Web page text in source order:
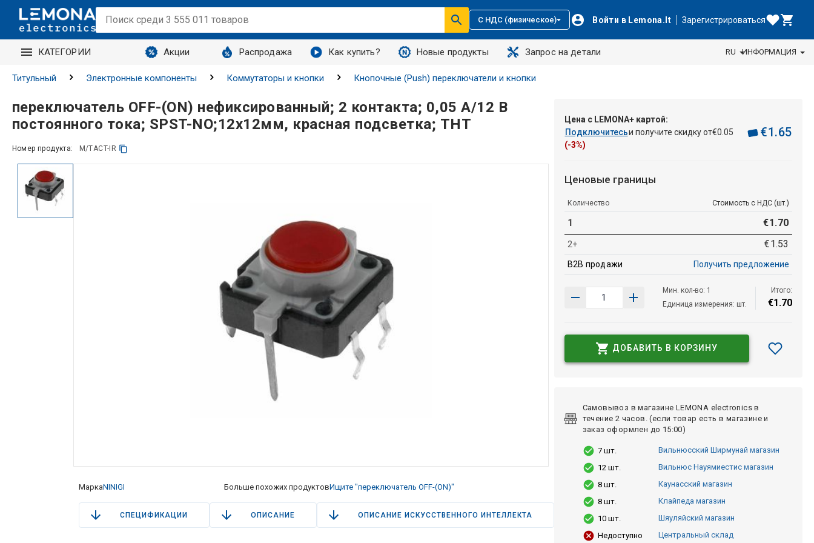
С НДС (физическое) Войти в Lemona.lt Зарегистрироваться
КАТЕГОРИИ Акции Распродажа Как купить? Новые продукты Запрос на детали RU ИНФОРМАЦИЯ
Титульный Электронные компоненты Коммутаторы и кнопки Кнопочные (Push) переключатели и кнопки
переключатель OFF-(ON) нефиксированный; 2 контакта; 0,05 А/12 В
постоянного тока; SPST-NO;12x12мм, красная подсветка; ТНТ
Номер продукта: M/TACT-IR
МаркаNINIGI Больше похожих продуктовИщите "переключатель OFF-(ON)"
СПЕЦИФИКАЦИИ ОПИСАНИЕ ОПИСАНИЕ ИСКУССТВЕННОГО ИНТЕЛЛЕКТА
Цена с LEMONA+ картой:
Подключитесьи получите скидку от€0 05
(-3%)
€1.65
Ценовые границы
Количество Стоимость с НДС (шт.)
1 €1.70
2+ €1.53
B2B продажи Получить предложение
Мин. кол-во: 1
Единица измерения: шт.
Итого:
€1.70
ДОБАВИТЬ В КОРЗИНУ
Самовывоз в магазине LEMONA electronics в
течение 2 часов. (если товар есть в магазине и
заказ оформлен до 15:00)
7 шт.
Вильнюсский Ширмунай магазин
12 шт.
Вильнюс Науямиестис магазин
8 шт.
Каунасский магазин
8 шт.
Клайпеда магазин
10 шт.
Шяуляйский магазин
Недоступно
Центральный склад